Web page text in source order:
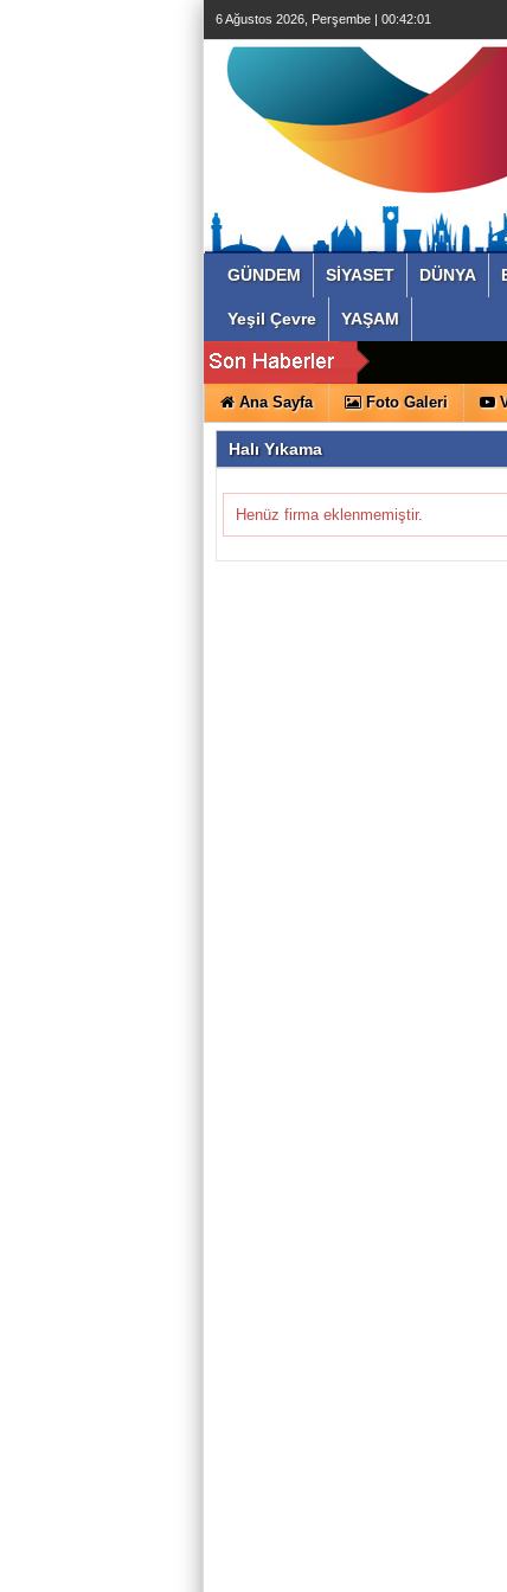
6 Ağustos 2026, Perşembe | 00:42:02
GÜNDEM SİYASET DÜNYA
Yeşil Çevre YAŞAM
Ana Sayfa Foto Galeri
Halı Yıkama
Henüz firma eklenmemiştir.